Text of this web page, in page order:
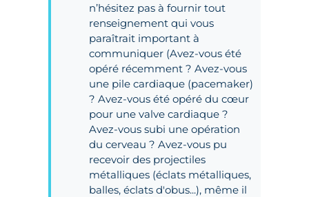
n’hésitez pas à fournir tout
renseignement qui vous
paraîtrait important à
communiquer (Avez-vous été
opéré récemment ? Avez-vous
une pile cardiaque (pacemaker)
? Avez-vous été opéré du cœur
pour une valve cardiaque ?
Avez-vous subi une opération
du cerveau ? Avez-vous pu
recevoir des projectiles
métalliques (éclats métalliques,
balles, éclats d'obus...), même il